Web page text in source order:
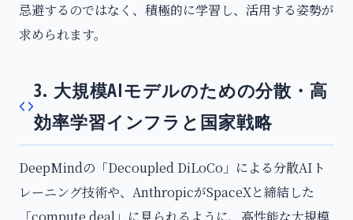
忌避するのではなく、積極的に学習し、活用する姿勢が
求められます。
3. 大規模AIモデルのための分散・高
効率学習インフラと国家戦略
DeepMindの「Decoupled DiLoCo」による分散AIト
レーニング技術や、AnthropicがSpaceXと締結した